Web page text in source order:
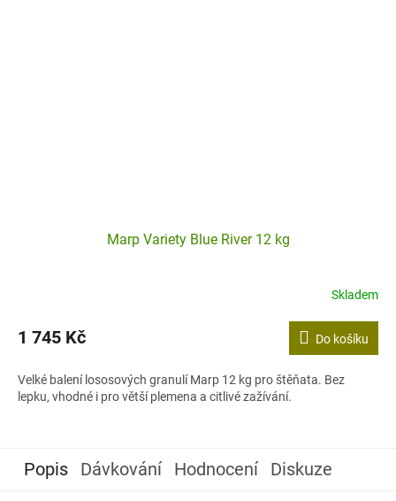
Marp Variety Blue River 12 kg
Skladem
1 745 Kč Do košíku
Velké balení lososových granulí Marp 12 kg pro štěňata. Bez
lepku, vhodné i pro větší plemena a citlivé zažívání.
Popis Dávkování Hodnocení Diskuze